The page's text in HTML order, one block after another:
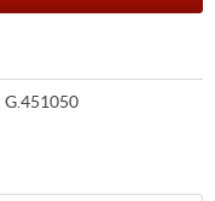
G.451050